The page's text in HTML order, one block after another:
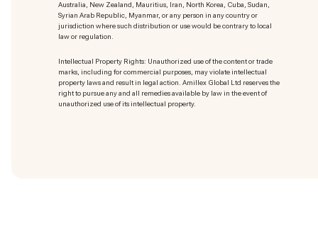
Australia, New Zealand, Mauritius, Iran, North Korea, Cuba, Sudan,
Syrian Arab Republic, Myanmar, or any person in any country or
jurisdiction where such distribution or use would be contrary to local
law or regulation.
Intellectual Property Rights: Unauthorized use of the content or trade
marks, including for commercial purposes, may violate intellectual
property laws and result in legal action. Amillex Global Ltd reserves the
right to pursue any and all remedies available by law in the event of
unauthorized use of its intellectual property.